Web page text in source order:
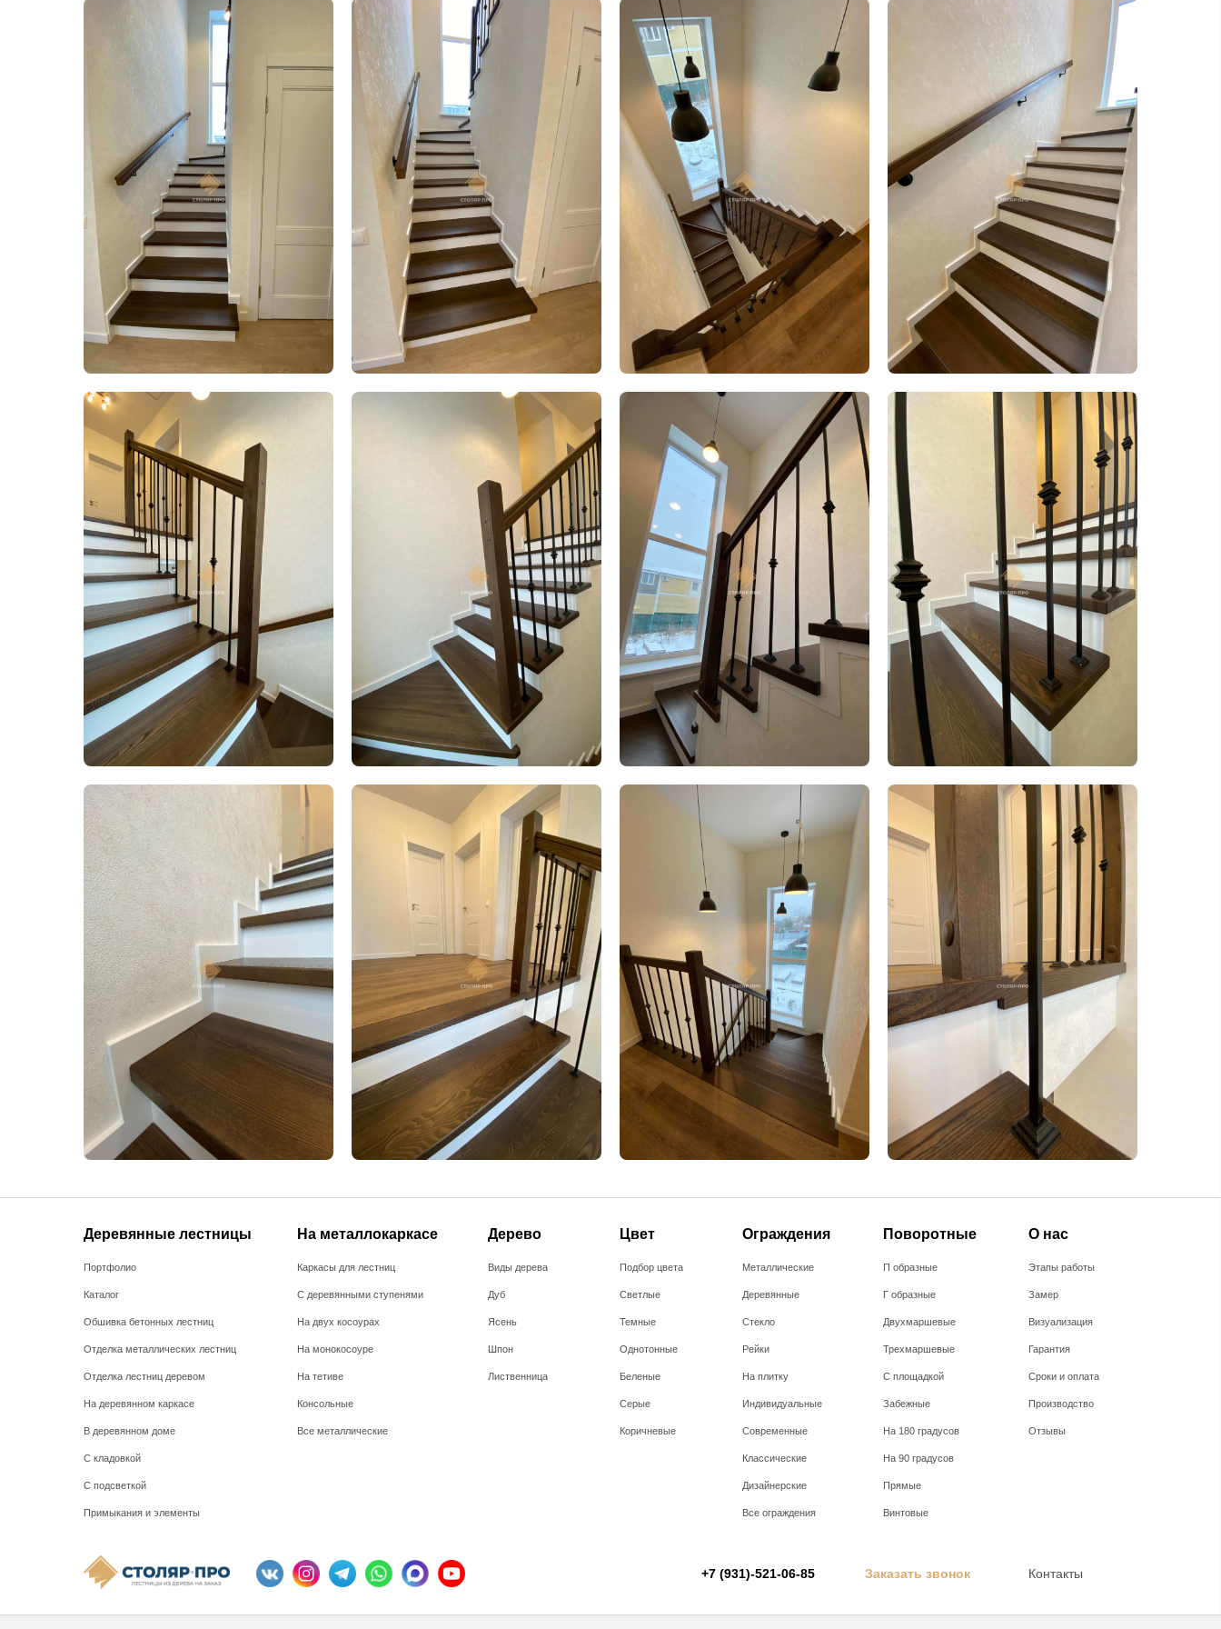
Оставьте ваш номер и мы перезвоним
или напишите нам в Telegram / MAX
Поворотные О нас
Деревянные лестницы Дерево Цвет
Обшивка бетонных лестниц
Каталог
Портфолио
Отделка металлических лестниц
На деревянном каркасе
Отделка лестниц деревом
Каркасы для лестниц
Все металлические
На монокосоуре
На тетиве
Консольные
На двух косоурах
С деревянными ступенями
Ясень
Шпон
Лиственница
Дуб
Виды дерева
Серые
Коричневые
Подбор цвета
Темные
Однотонные
Беленые
Светлые
В деревянном доме
Примыкания и элементы
С кладовкой
С подсветкой
Деревянные
Все ограждения
Стекло
Рейки
На плитку
Индивидуальные
Современные
Классические
Дизайнерские
Металлические
Ограждения
На металлокаркасе
С площадкой
Забежные
На 180 градусов
На 90 градусов
П образные
Г образные
Трехмаршевые
Двухмаршевые
Прямые
Винтовые
Этапы работы
Замер
Визуализация
Гарантия
Сроки и оплата
+7 (931)-521-06-85 Заказать звонок
Производство
Отзывы
Контакты